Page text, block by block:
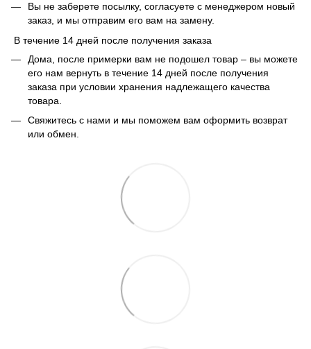
Вы не заберете посылку, согласуете с менеджером новый
заказ, и мы отправим его вам на замену.
В течение 14 дней после получения заказа
Дома, после примерки вам не подошел товар – вы можете
его нам вернуть в течение 14 дней после получения
заказа при условии хранения надлежащего качества
товара.
Свяжитесь с нами и мы поможем вам оформить возврат
или обмен.